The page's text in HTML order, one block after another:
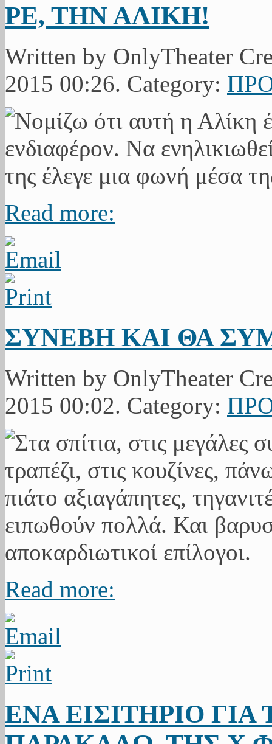
ΡΕ, ΤΗΝ ΑΛΙΚΗ!
Written by OnlyTheater
2015 00:26. Category:
Read more:
ΣΥΝΕΒΗ ΚΑΙ ΘΑ
Written by OnlyTheater
2015 00:02. Category:
Read more:
ΕΝΑ ΕΙΣΙΤΗΡΙΟ